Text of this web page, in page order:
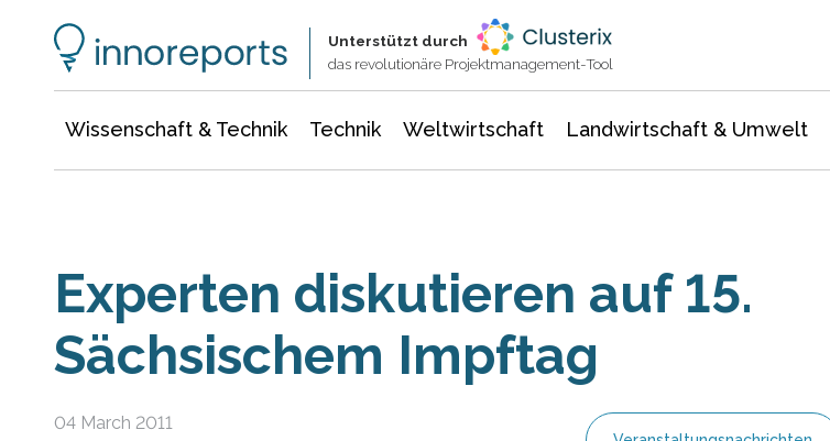
Unterstützt durch
das revolutionäre Projektmanagement-Tool
Wissenschaft & Technik Technik Weltwirtschaft Landwirtschaft & Umwelt
Experten diskutieren auf 15.
Sächsischem Impftag
04 March 2011